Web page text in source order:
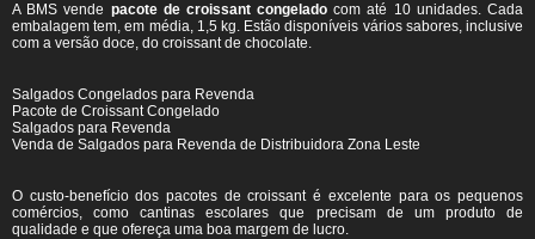
A BMS vende pacote de croissant congelado com até 10 unidades. Cada
embalagem tem, em média, 1,5 kg. Estão disponíveis vários sabores, inclusive
com a versão doce, do croissant de chocolate.
Salgados Congelados para Revenda
Pacote de Croissant Congelado
Salgados para Revenda
Venda de Salgados para Revenda de Distribuidora Zona Leste
O custo-benefício dos pacotes de croissant é excelente para os pequenos
comércios, como cantinas escolares que precisam de um produto de
qualidade e que ofereça uma boa margem de lucro.